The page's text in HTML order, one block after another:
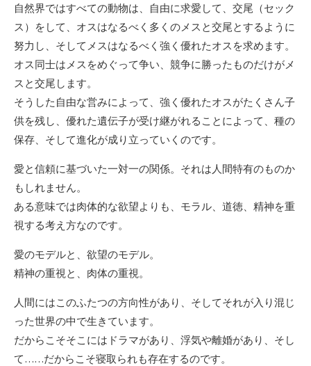
自然界ではすべての動物は、自由に求愛して、交尾（セック
ス）をして、オスはなるべく多くのメスと交尾とするように
努力し、そしてメスはなるべく強く優れたオスを求めます。
オス同士はメスをめぐって争い、競争に勝ったものだけがメ
スと交尾します。
そうした自由な営みによって、強く優れたオスがたくさん子
供を残し、優れた遺伝子が受け継がれることによって、種の
保存、そして進化が成り立っていくのです。
愛と信頼に基づいた一対一の関係。それは人間特有のものか
もしれません。
ある意味では肉体的な欲望よりも、モラル、道徳、精神を重
視する考え方なのです。
愛のモデルと、欲望のモデル。
精神の重視と、肉体の重視。
人間にはこのふたつの方向性があり、そしてそれが入り混じ
った世界の中で生きています。
だからこそそこにはドラマがあり、浮気や離婚があり、そし
て……だからこそ寝取られも存在するのです。